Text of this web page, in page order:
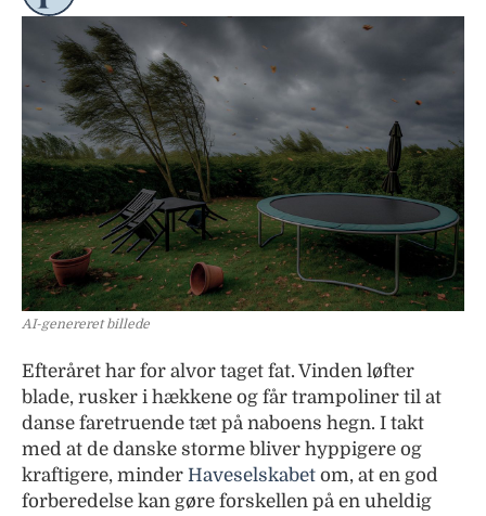
AI-genereret billede
Efteråret har for alvor taget fat. Vinden løfter
blade, rusker i hækkene og får trampoliner til at
danse faretruende tæt på naboens hegn. I takt
med at de danske storme bliver hyppigere og
kraftigere, minder Haveselskabet om, at en god
forberedelse kan gøre forskellen på en uheldig